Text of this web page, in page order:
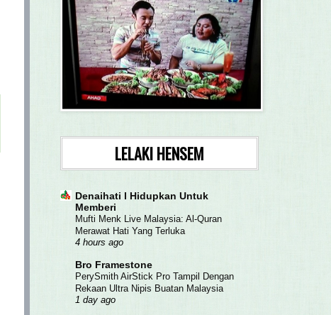
LELAKI HENSEM
Denaihati l Hidupkan Untuk
Memberi
Mufti Menk Live Malaysia: Al-Quran
Merawat Hati Yang Terluka
4 hours ago
Bro Framestone
PerySmith AirStick Pro Tampil Dengan
Rekaan Ultra Nipis Buatan Malaysia
1 day ago